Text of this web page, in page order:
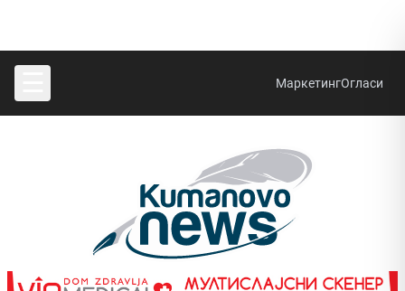
МаркетингОгласи